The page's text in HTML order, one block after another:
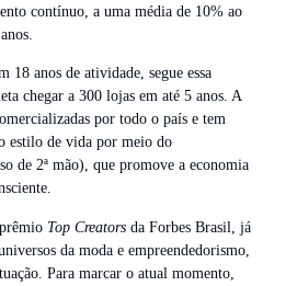
contínuo, a uma média de 10% ao
18 anos de atividade, segue essa
chegar a 300 lojas em até 5 anos. A
por todo o país e tem
estilo de vida por meio do
de 2ª mão), que promove a economia
Top Creators da Forbes Brasil, já
da moda e empreendedorismo,
Para marcar o atual momento,